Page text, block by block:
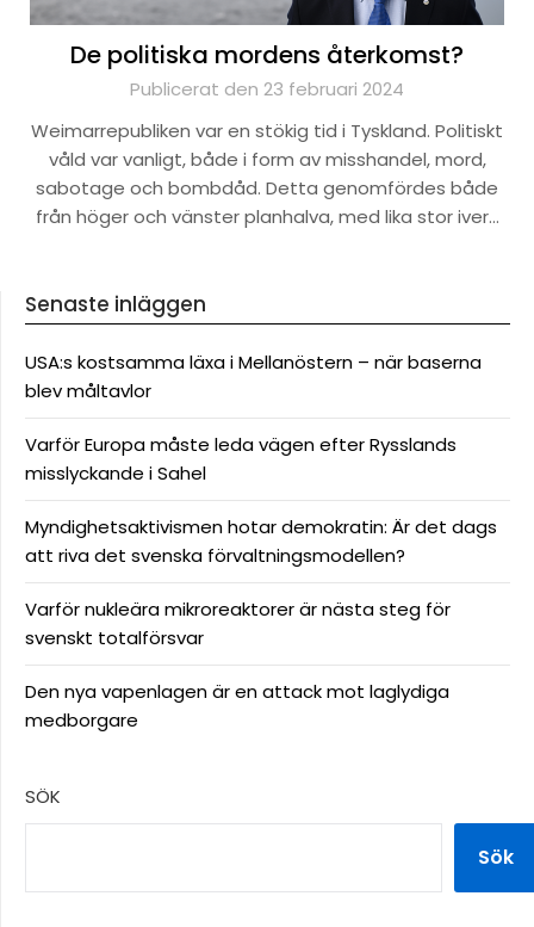
De politiska mordens återkomst?
Publicerat den 23 februari 2024
Weimarrepubliken var en stökig tid i Tyskland. Politiskt
våld var vanligt, både i form av misshandel, mord,
sabotage och bombdåd. Detta genomfördes både
från höger och vänster planhalva, med lika stor iver…
Senaste inläggen
USA:s kostsamma läxa i Mellanöstern – när baserna
blev måltavlor
Varför Europa måste leda vägen efter Rysslands
misslyckande i Sahel
Myndighetsaktivismen hotar demokratin: Är det dags
att riva det svenska förvaltningsmodellen?
Varför nukleära mikroreaktorer är nästa steg för
svenskt totalförsvar
Den nya vapenlagen är en attack mot laglydiga
medborgare
SÖK
Sök